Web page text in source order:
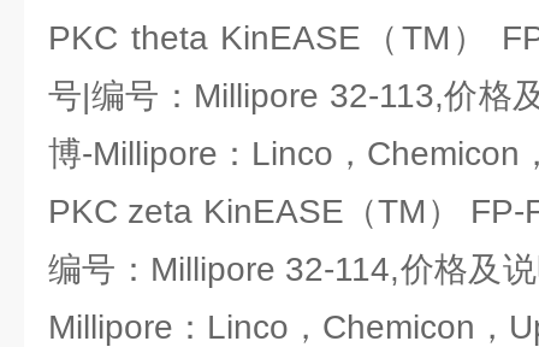
PKC theta KinEASE（TM）
号|编号：Millipore 32-113,价格
博-Millipore：Linco，Chemicon
PKC zeta KinEASE（TM） FP-
编号：Millipore 32-114,价格及
Millipore：Linco，Chemicon，